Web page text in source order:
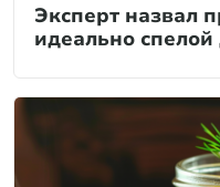
Эксперт назвал
идеально